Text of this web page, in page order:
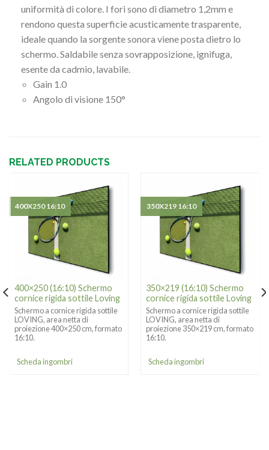
uniformità di colore. I fori sono di diametro 1,2mm e
rendono questa superficie acusticamente trasparente,
ideale quando la sorgente sonora viene posta dietro lo
schermo. Saldabile senza sovrapposizione, ignifuga,
esente da cadmio, lavabile.
Gain 1.0
Angolo di visione 150°
RELATED PRODUCTS
400×250 (16:10) Schermo
cornice rigida sottile Loving
Schermo a cornice rigida sottile
LOVING, area netta di
proiezione 400×250 cm, formato
16:10.
Scheda ingombri
400X250 16:10
350×219 (16:10) Schermo
cornice rigida sottile Loving
Schermo a cornice rigida sottile
LOVING, area netta di
proiezione 350×219 cm, formato
16:10.
Scheda ingombri
350X219 16:10